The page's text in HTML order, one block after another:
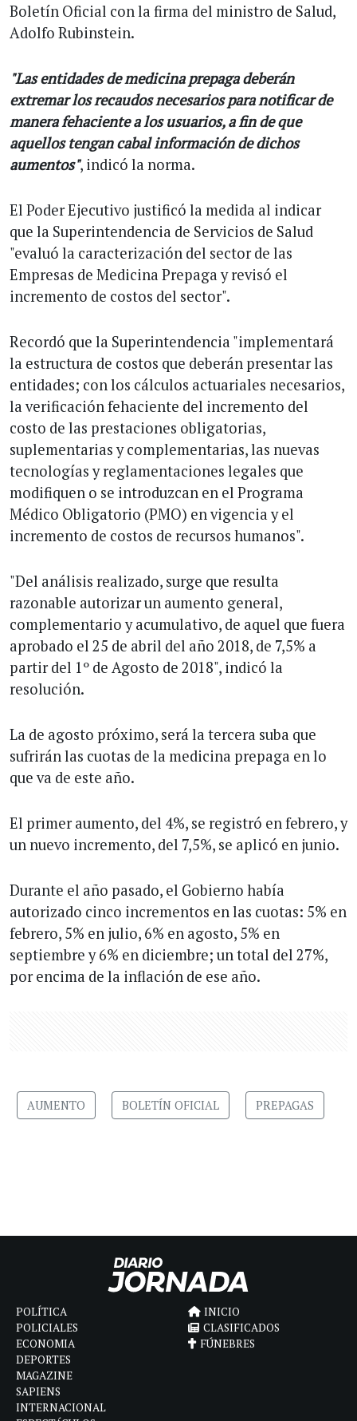
Boletín Oficial con la firma del ministro de Salud,
Adolfo Rubinstein.
"Las entidades de medicina prepaga deberán
extremar los recaudos necesarios para notificar de
manera fehaciente a los usuarios, a fin de que
aquellos tengan cabal información de dichos
aumentos", indicó la norma.
El Poder Ejecutivo justificó la medida al indicar
que la Superintendencia de Servicios de Salud
"evaluó la caracterización del sector de las
Empresas de Medicina Prepaga y revisó el
incremento de costos del sector".
Recordó que la Superintendencia "implementará
la estructura de costos que deberán presentar las
entidades; con los cálculos actuariales necesarios,
la verificación fehaciente del incremento del
costo de las prestaciones obligatorias,
suplementarias y complementarias, las nuevas
tecnologías y reglamentaciones legales que
modifiquen o se introduzcan en el Programa
Médico Obligatorio (PMO) en vigencia y el
incremento de costos de recursos humanos".
"Del análisis realizado, surge que resulta
razonable autorizar un aumento general,
complementario y acumulativo, de aquel que fuera
aprobado el 25 de abril del año 2018, de 7,5% a
partir del 1º de Agosto de 2018", indicó la
resolución.
La de agosto próximo, será la tercera suba que
sufrirán las cuotas de la medicina prepaga en lo
que va de este año.
El primer aumento, del 4%, se registró en febrero, y
un nuevo incremento, del 7,5%, se aplicó en junio.
Durante el año pasado, el Gobierno había
autorizado cinco incrementos en las cuotas: 5% en
febrero, 5% en julio, 6% en agosto, 5% en
septiembre y 6% en diciembre; un total del 27%,
por encima de la inflación de ese año.
AUMENTO BOLETÍN OFICIAL PREPAGAS
POLÍTICA
POLICIALES
ECONOMIA
DEPORTES
MAGAZINE
SAPIENS
INTERNACIONAL
INICIO
CLASIFICADOS
FÚNEBRES